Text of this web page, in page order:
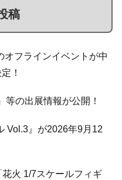
稿
オフラインイベントが中
！
等の出展情報が公開！
Vol.3』が2026年9月12
花火 1/7スケールフィギ